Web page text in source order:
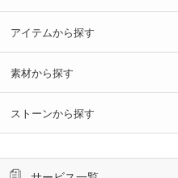
アイテムから探す
素材から探す
ストーンから探す